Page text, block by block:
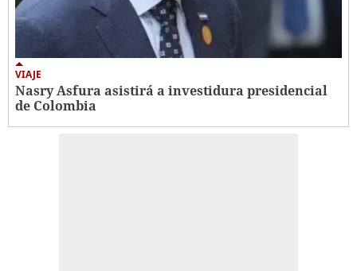
VIAJE
Nasry Asfura asistirá a investidura presidencial
de Colombia